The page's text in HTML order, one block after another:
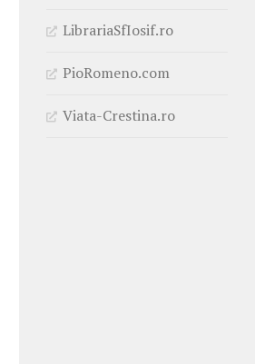
LibrariaSfIosif.ro
PioRomeno.com
Viata-Crestina.ro